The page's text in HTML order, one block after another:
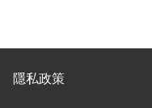
隱私政策